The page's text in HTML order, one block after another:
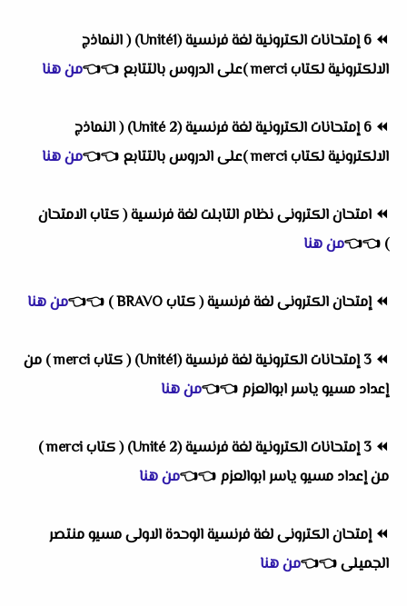
⏪
6 إمتحانات الكترونية لغة فرنسية (Unité1) ( النماذج
الالكترونية لكتاب merci )على الدروس بالتتابع
👈
👈من هنا
⏪
6 إمتحانات الكترونية لغة فرنسية (Unité 2) ( النماذج
الالكترونية لكتاب merci )على الدروس بالتتابع
👈
👈من هنا
⏪ امتحان الكترونى نظام التابلت لغة فرنسية ( كتاب الامتحان
)
👈
👈من هنا
⏪إمتحان الكترونى لغة فرنسية ( كتاب BRAVO ) 👈
👈من هنا
⏪
3 إمتحانات الكترونية لغة فرنسية (Unité1) ( كتاب merci ) من
إعداد مسيو ياسر ابوالعزم 👈
👈من هنا
⏪
3 إمتحانات الكترونية لغة فرنسية (Unité 2) ( كتاب merci )
من إعداد مسيو ياسر ابوالعزم 👈
👈من هنا
⏪إمتحان الكترونى لغة فرنسية الوحدة الاولى مسيو منتصر
الجميلى👈
👈من هنا